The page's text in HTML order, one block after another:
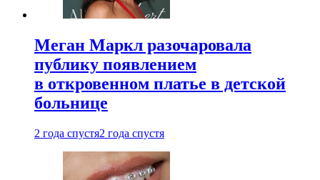
Меган Маркл разочаровала
публику появлением
в откровенном платье в детской
больнице
2 года спустя2 года спустя